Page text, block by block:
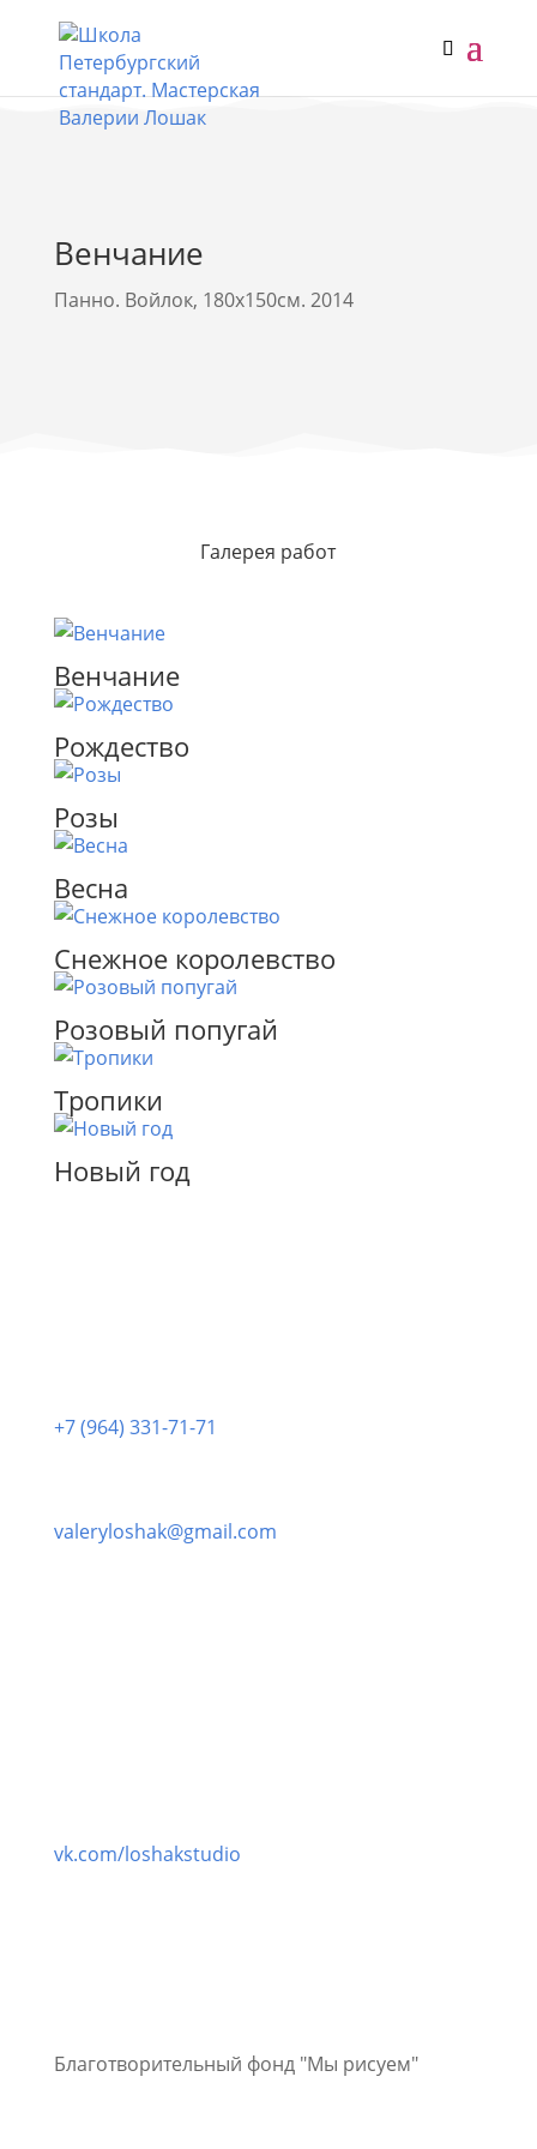
Венчание
Панно. Войлок, 180х150см. 2014
Галерея работ
Венчание
Рождество
Pозы
Весна
Снежное королевство
Розовый попугай
Тропики
Новый год
+7 (964) 331-71-71
valeryloshak@gmail.com
vk.com/loshakstudio
Благотворительный фонд "Мы рисуем"